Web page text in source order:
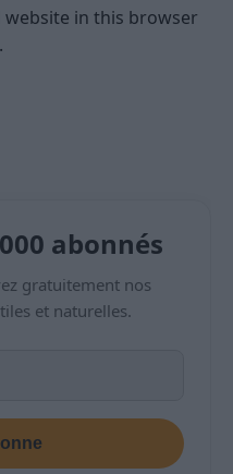
website in this browser
abonnés
gratuitement nos
et naturelles.